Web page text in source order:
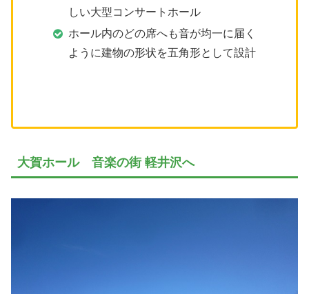
しい大型コンサートホール
ホール内のどの席へも音が均一に届く
ように建物の形状を五角形として設計
大賀ホール 音楽の街 軽井沢へ